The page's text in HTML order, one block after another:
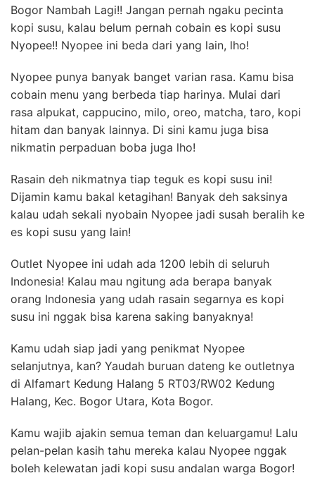
Bogor Nambah Lagi!! Jangan pernah ngaku pecinta
kopi susu, kalau belum pernah cobain es kopi susu
Nyopee!! Nyopee ini beda dari yang lain, lho!
Nyopee punya banyak banget varian rasa. Kamu bisa
cobain menu yang berbeda tiap harinya. Mulai dari
rasa alpukat, cappucino, milo, oreo, matcha, taro, kopi
hitam dan banyak lainnya. Di sini kamu juga bisa
nikmatin perpaduan boba juga lho!
Rasain deh nikmatnya tiap teguk es kopi susu ini!
Dijamin kamu bakal ketagihan! Banyak deh saksinya
kalau udah sekali nyobain Nyopee jadi susah beralih ke
es kopi susu yang lain!
Outlet Nyopee ini udah ada 1200 lebih di seluruh
Indonesia! Kalau mau ngitung ada berapa banyak
orang Indonesia yang udah rasain segarnya es kopi
susu ini nggak bisa karena saking banyaknya!
Kamu udah siap jadi yang penikmat Nyopee
selanjutnya, kan? Yaudah buruan dateng ke outletnya
di Alfamart Kedung Halang 5 RT03/RW02 Kedung
Halang, Kec. Bogor Utara, Kota Bogor.
Kamu wajib ajakin semua teman dan keluargamu! Lalu
pelan-pelan kasih tahu mereka kalau Nyopee nggak
boleh kelewatan jadi kopi susu andalan warga Bogor!